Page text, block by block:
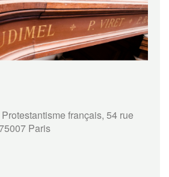
français, 54 rue
Paris